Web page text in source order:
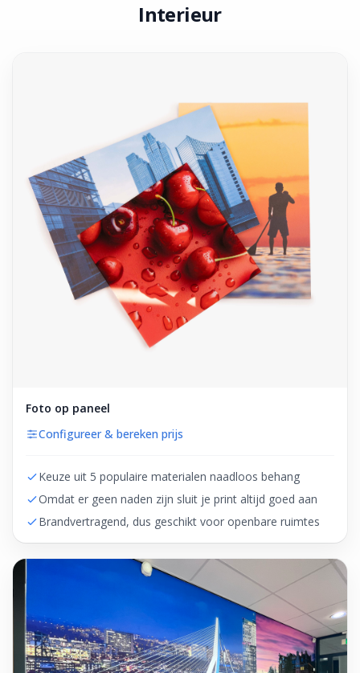
Interieur
Foto op paneel
Configureer & bereken prijs
Keuze uit 5 populaire materialen naadloos behang
Omdat er geen naden zijn sluit je print altijd goed aan
Brandvertragend, dus geschikt voor openbare ruimtes